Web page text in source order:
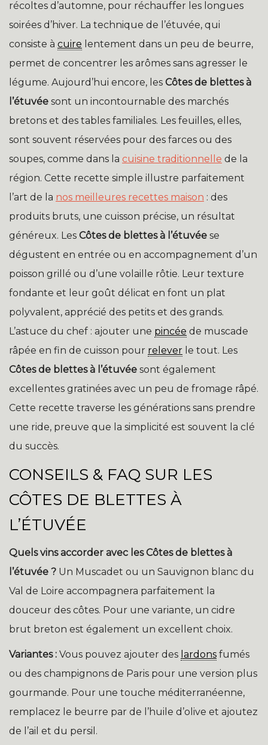
récoltes d’automne, pour réchauffer les longues
soirées d’hiver. La technique de l’étuvée, qui
consiste à cuire lentement dans un peu de beurre,
permet de concentrer les arômes sans agresser le
légume. Aujourd’hui encore, les Côtes de blettes à
l’étuvée sont un incontournable des marchés
bretons et des tables familiales. Les feuilles, elles,
sont souvent réservées pour des farces ou des
soupes, comme dans la cuisine traditionnelle de la
région. Cette recette simple illustre parfaitement
l’art de la nos meilleures recettes maison : des
produits bruts, une cuisson précise, un résultat
généreux. Les Côtes de blettes à l’étuvée se
dégustent en entrée ou en accompagnement d’un
poisson grillé ou d’une volaille rôtie. Leur texture
fondante et leur goût délicat en font un plat
polyvalent, apprécié des petits et des grands.
L’astuce du chef : ajouter une pincée de muscade
râpée en fin de cuisson pour relever le tout. Les
Côtes de blettes à l’étuvée sont également
excellentes gratinées avec un peu de fromage râpé.
Cette recette traverse les générations sans prendre
une ride, preuve que la simplicité est souvent la clé
du succès.
CONSEILS & FAQ SUR LES
CÔTES DE BLETTES À
L’ÉTUVÉE
Quels vins accorder avec les Côtes de blettes à
l’étuvée ? Un Muscadet ou un Sauvignon blanc du
Val de Loire accompagnera parfaitement la
douceur des côtes. Pour une variante, un cidre
brut breton est également un excellent choix.
Variantes : Vous pouvez ajouter des lardons fumés
ou des champignons de Paris pour une version plus
gourmande. Pour une touche méditerranéenne,
remplacez le beurre par de l’huile d’olive et ajoutez
de l’ail et du persil.